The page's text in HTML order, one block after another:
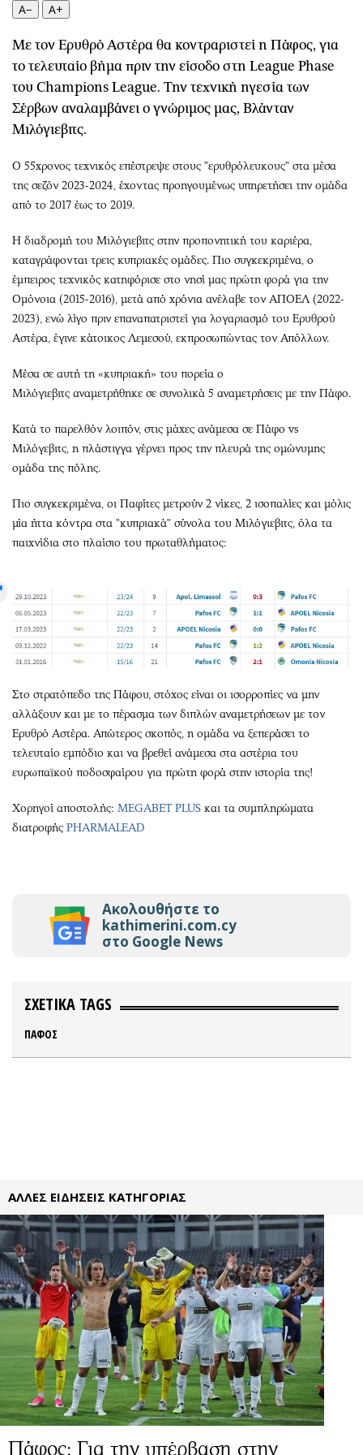
Περιβάλλον
Κόσμος
Παράξενα
Πολιτισμός
Σινεμά
Μουσική
Εικαστικά
Χειρόγραφα
Έξοδος
Media
Εκπομπές
Wine routes
Uncut
Προσφορές
Επιστολές
A− A+
Με τον Ερυθρό Αστέρα θα κοντραριστεί η Πάφος, για
το τελευταίο βήμα πριν την είσοδο στη League Phase
του Champions League. Την τεχνική ηγεσία των
Σέρβων αναλαμβάνει ο γνώριμος μας, Βλάνταν
Μιλόγιεβιτς.
O 55χρονος τεχνικός επέστρεψε στους "ερυθρόλευκους" στα μέσα
της σεζόν 2023-2024, έχοντας προηγουμένως υπηρετήσει την ομάδα
από το 2017 έως το 2019.
Η διαδρομή του Μιλόγιεβιτς στην προπονητική του καριέρα,
καταγράφονται τρεις κυπριακές ομάδες. Πιο συγκεκριμένα, ο
έμπειρος τεχνικός κατηφόρισε στο νησί μας πρώτη φορά για την
Ομόνοια (2015-2016), μετά από χρόνια ανέλαβε τον ΑΠΟΕΛ (2022-
2023), ενώ λίγο πριν επαναπατριστεί για λογαριασμό του Ερυθρού
Αστέρα, έγινε κάτοικος Λεμεσού, εκπροσωπώντας τον Απόλλων.
Μέσα σε αυτή τη «κυπριακή» του πορεία ο
Μιλόγιεβιτς αναμετρήθηκε σε συνολικά 5 αναμετρήσεις με την Πάφο.
Κατά το παρελθόν λοιπόν, στις μάχες ανάμεσα σε Πάφο vs
Μιλόγεβιτς, η πλάστιγγα γέρνει προς την πλευρά της ομώνυμης
ομάδα της πόλης.
Πιο συγκεκριμένα, οι Παφίτες μετρούν 2 νίκες, 2 ισοπαλίες και μόλις
μία ήττα κόντρα στα "κυπριακά" σύνολα του Μιλόγιεβιτς, όλα τα
παιχνίδια στο πλαίσιο του πρωταθλήματος:
Στο στρατόπεδο της Πάφου, στόχος είναι οι ισορροπίες να μην
αλλάξουν και με το πέρασμα των διπλών αναμετρήσεων με τον
Ερυθρό Αστέρα. Απώτερος σκοπός, η ομάδα να ξεπεράσει το
τελευταίο εμπόδιο και να βρεθεί ανάμεσα στα αστέρια του
ευρωπαϊκού ποδοσφαίρου για πρώτη φορά στην ιστορία της!
Χορηγοί αποστολής: MEGABET PLUS και τα συμπληρώματα
διατροφής PHARMALEAD
Ακολουθήστε το
kathimerini.com.cy
στο Google News
ΣΧΕΤΙΚΑ TAGS
ΠΑΦΟΣ
ΑΛΛΕΣ ΕΙΔΗΣΕΙΣ ΚΑΤΗΓΟΡΙΑΣ
Πάφος: Για την υπέρβαση στην